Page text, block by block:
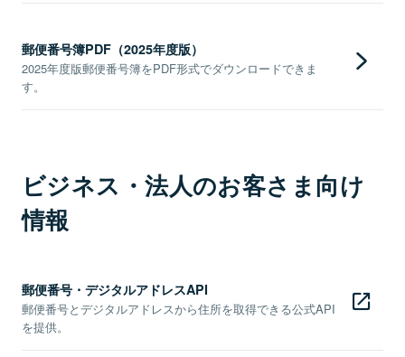
郵便番号簿PDF（2025年度版）
2025年度版郵便番号簿をPDF形式でダウンロードできま
す。
ビジネス・法人のお客さま向け
情報
郵便番号・デジタルアドレスAPI
郵便番号とデジタルアドレスから住所を取得できる公式API
を提供。